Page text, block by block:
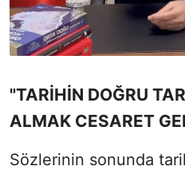
"TARİHİN DOĞRU
ALMAK CESARET
Sözlerinin sonunda